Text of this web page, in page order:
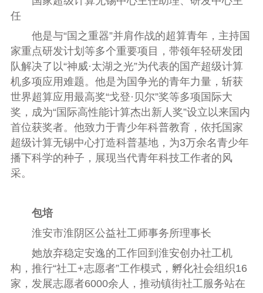
任
他是与“国之重器”并肩作战的超算青年，主持国
家重点研发计划等多个重要项目，带领年轻研发团
队解决了以“神威·太湖之光”为代表的国产超级计算
机多项应用难题。他是为国争光的青年力量，斩获
世界超算应用最高奖“戈登·贝尔”奖等多项国际大
奖，成为“国际高性能计算杰出新人奖”设立以来国内
首位获奖者。他致力于青少年科普教育，依托国家
超级计算无锡中心打造科普基地，为3万余名青少年
播下科学的种子，展现当代青年科技工作者的风
采。
包培
淮安市淮阴区公益社工师事务所理事长
她放弃稳定安逸的工作回到淮安创办社工机
构，推行“社工+志愿者”工作模式，孵化社会组织16
家，发展志愿者6000余人，推动镇街社工服务站在